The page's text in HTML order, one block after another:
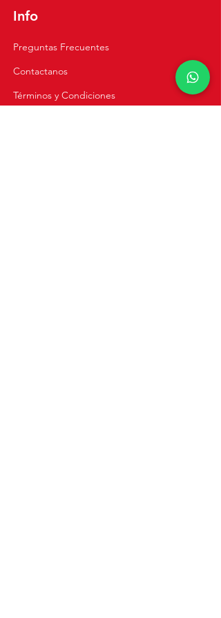
Info
Preguntas Frecuentes
Contactanos
Términos y Condiciones